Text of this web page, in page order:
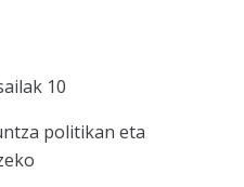
10
politikan eta